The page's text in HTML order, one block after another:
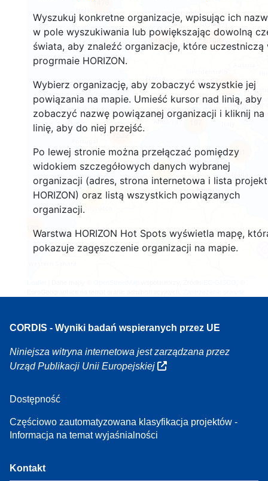
Wyszukuj konkretne organizacje, wpisując ich
w pole wyszukiwania lub powiększając dowolną
świata, aby znaleźć organizacje, które uczestniczą
progrmaie HORIZON.
Wybierz organizację, aby zobaczyć wszystkie jej
powiązania na mapie. Umieść kursor nad linią, aby
zobaczyć nazwę powiązanej organizacji i kliknij na
linię, aby do niej przejść.
Po lewej stronie można przełączać pomiędzy
widokiem szczegółowych danych wybranej
organizacji (adres, strona internetowa i lista
HORIZON) oraz listą wszystkich powiązanych
organizacji.
Warstwa HORIZON Hot Spots wyświetla mapę,
pokazuje zagęszczenie organizacji na mapie.
11
7
56
160
781
5708
9271
7532
15069
CORDIS - Wyniki badań wspieranych przez UE
Niniejsza witryna internetowa jest zarządzana przez
Urząd Publikacji Unii Europejskiej
Dostępność
Częściowo zautomatyzowana klasyfikacja projektów -
Informacja na temat wyjaśnialności
Kontakt